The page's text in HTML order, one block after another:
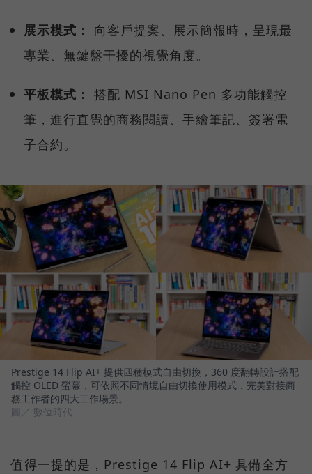
展示模式：
向客戶提案、展示簡報時，呈現最
專業、無鍵盤干擾的視覺角度。
平板模式： 搭配 MSI Nano Pen 多功能觸控
筆，進行直覺的商務閱讀、手繪筆記、簽署電
子合約。
Prestige 14 Flip AI+ 提供四種模式自由切換，360 度翻轉設計搭配
觸控 OLED 螢幕，可依照不同情境自由切換使用模式，完美對接商
務工作者的四大工作場景。
圖／ 數位時代
值得一提的是，Prestige 14 Flip AI+ 具備全方